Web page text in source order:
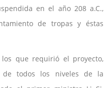
en el año 208 a.C.,
de tropas y éstas
que requirió el proyecto,
de todos los niveles de la